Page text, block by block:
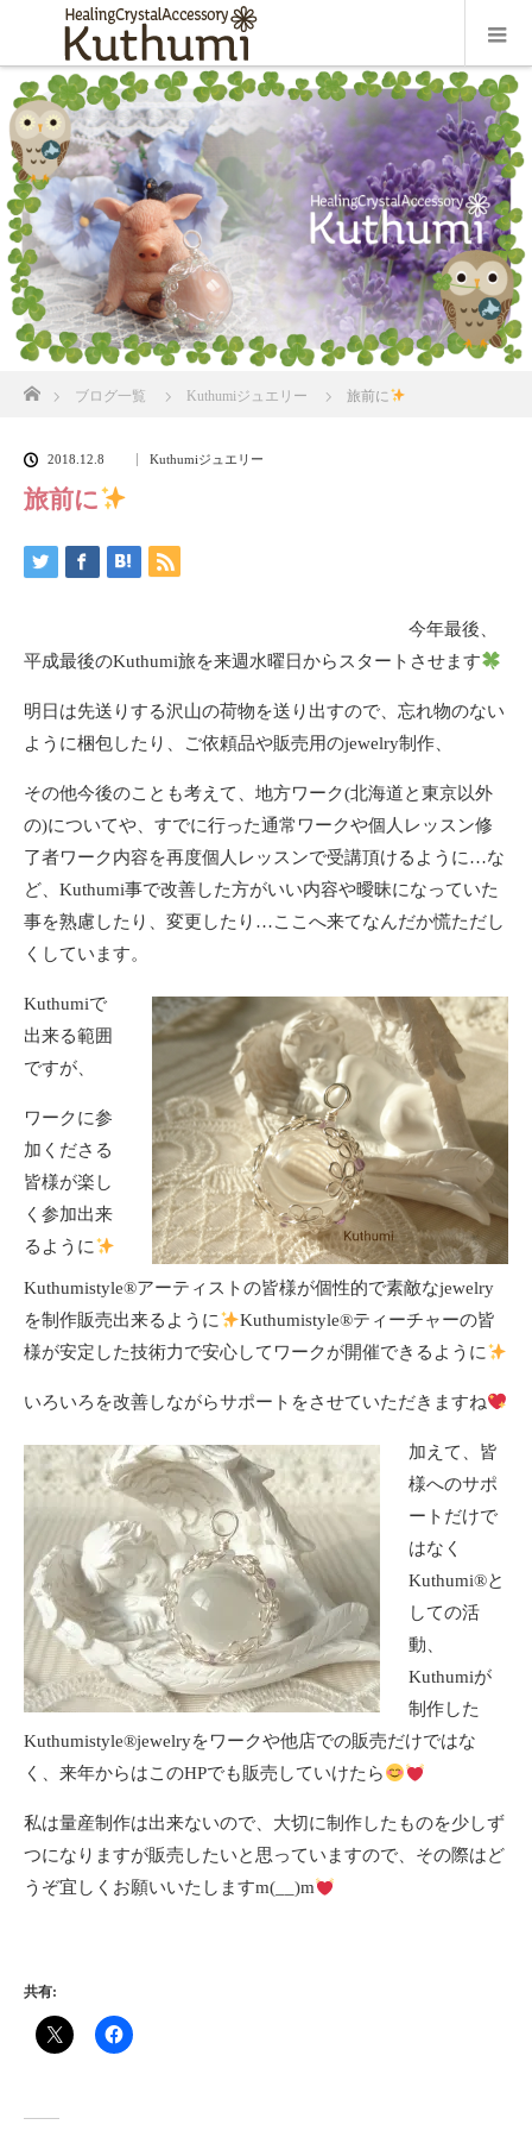
ブログ一覧 Kuthumiジュエリー 旅前に
2018.12.8 Kuthumiジュエリー
旅前に
今年最後、
平成最後のKuthumi旅を来週水曜日からスタートさせます
明日は先送りする沢山の荷物を送り出すので、忘れ物のない
ように梱包したり、ご依頼品や販売用のjewelry制作、
その他今後のことも考えて、地方ワーク(北海道と東京以外
の)についてや、すでに行った通常ワークや個人レッスン修
了者ワーク内容を再度個人レッスンで受講頂けるように…な
ど、Kuthumi事で改善した方がいい内容や曖昧になっていた
事を熟慮したり、変更したり…ここへ来てなんだか慌ただし
くしています。
Kuthumiで
出来る範囲
ですが、
ワークに参
加くださる
皆様が楽し
く参加出来
るように
Kuthumistyle®️アーティストの皆様が個性的で素敵なjewelry
を制作販売出来るように
Kuthumistyle®️ティーチャーの皆
様が安定した技術力で安心してワークが開催できるように
いろいろを改善しながらサポートをさせていただきますね
加えて、皆
様へのサポ
ートだけで
はなく
Kuthumi®️と
しての活
動、
Kuthumiが
制作した
Kuthumistyle®️jewelryをワークや他店での販売だけではな
く、来年からはこのHPでも販売していけたら
私は量産制作は出来ないので、大切に制作したものを少しず
つになりますが販売したいと思っていますので、その際はど
うぞ宜しくお願いいたしますm(__)m
共有: